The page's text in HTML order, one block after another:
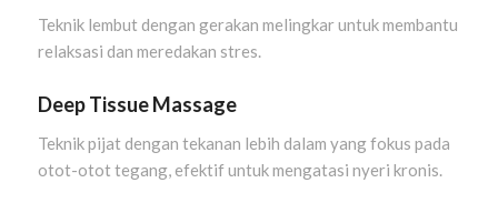
Teknik lembut dengan gerakan melingkar untuk membantu
relaksasi dan meredakan stres.
Deep Tissue Massage
Teknik pijat dengan tekanan lebih dalam yang fokus pada
otot-otot tegang, efektif untuk mengatasi nyeri kronis.